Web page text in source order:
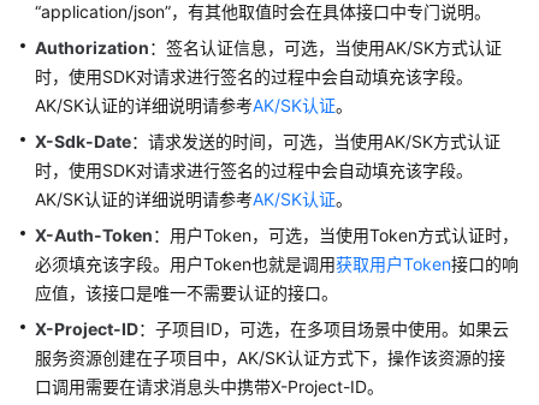
用
参
考
任
共
担
云
服
等
级
协
“application/json”，有其他取值时会在具体接口中专门说明。
Authorization：签名认证信息，可选，当使用AK/SK方式认证
时，使用SDK对请求进行签名的过程中会自动填充该字段。
AK/SK认证的详细说明请参考AK/SK认证。
X-Sdk-Date：请求发送的时间，可选，当使用AK/SK方式认证
时，使用SDK对请求进行签名的过程中会自动填充该字段。
AK/SK认证的详细说明请参考AK/SK认证。
X-Auth-Token：用户Token，可选，当使用Token方式认证时，
必须填充该字段。用户Token也就是调用获取用户Token接口的响
应值，该接口是唯一不需要认证的接口。
X-Project-ID：子项目ID，可选，在多项目场景中使用。如果云
服务资源创建在子项目中，AK/SK认证方式下，操作该资源的接
口调用需要在请求消息头中携带X-Project-ID。